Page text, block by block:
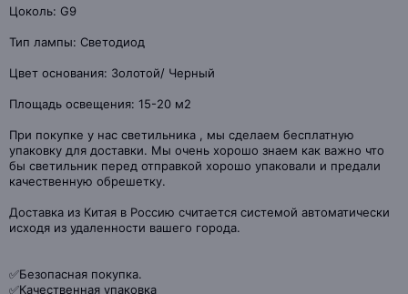
Цоколь: G9
Тип лампы: Светодиод
Цвет основания: Золотой/ Черный
Площадь освещения: 15-20 м2
При покупке у нас светильника , мы сделаем бесплатную
упаковку для доставки. Мы очень хорошо знаем как важно что
бы светильник перед отправкой хорошо упаковали и предали
качественную обрешетку.
Доставка из Китая в Россию считается системой автоматически
исходя из удаленности вашего города.
✅Безопасная покупка.
✅Качественная упаковка